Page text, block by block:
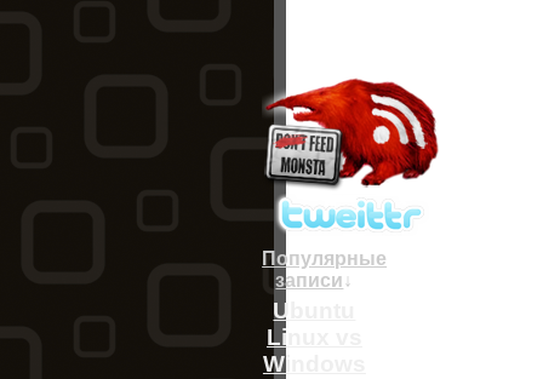
Популярные
записи↓
Ubuntu
Linux vs
Windows